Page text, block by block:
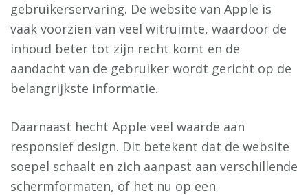
gebruikerservaring. De website van Apple is
vaak voorzien van veel witruimte, waardoor de
inhoud beter tot zijn recht komt en de
aandacht van de gebruiker wordt gericht op de
belangrijkste informatie.
Daarnaast hecht Apple veel waarde aan
responsief design. Dit betekent dat de website
soepel schaalt en zich aanpast aan verschillende
schermformaten, of het nu op een